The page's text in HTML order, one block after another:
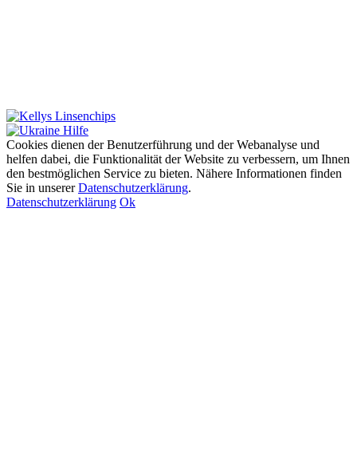
Cookies dienen der Benutzerführung und der Webanalyse und
helfen dabei, die Funktionalität der Website zu verbessern, um Ihnen
den bestmöglichen Service zu bieten. Nähere Informationen finden
Sie in unsererDatenschutzerklärung.
Datenschutzerklärung Ok